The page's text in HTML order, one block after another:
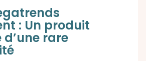
: Un produit
rare